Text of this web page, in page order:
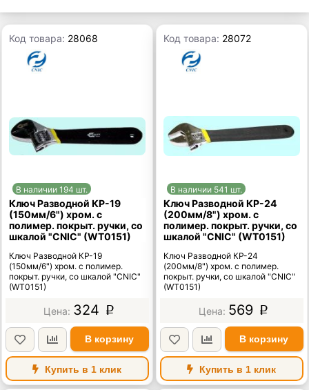
Код товара: 28068
В наличии 194 шт.
Ключ Разводной КР-19
(150мм/6") хром. с
полимер. покрыт. ручки, со
шкалой "CNIC" (WT0151)
Ключ Разводной КР-19
(150мм/6") хром. с полимер.
покрыт. ручки, со шкалой "CNIC"
(WT0151)
324 p
В корзину
Купить в 1 клик
Код товара: 28072
В наличии 541 шт.
Ключ Разводной КР-24
(200мм/8") хром. с
полимер. покрыт. ручки, со
шкалой "CNIC" (WT0151)
Ключ Разводной КР-24
(200мм/8") хром. с полимер.
покрыт. ручки, со шкалой "CNIC"
(WT0151)
569 p
В корзину
Купить в 1 клик